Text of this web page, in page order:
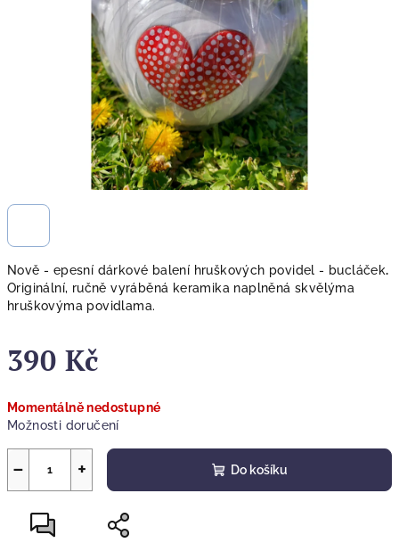
Nově - epesní dárkové balení hruškových povidel - bucláček.
Originální, ručně vyráběná keramika naplněná skvělýma
hruškovýma povidlama.
390 Kč
cena:
Momentálně nedostupné
Možnosti doručení
+
− Do košíku